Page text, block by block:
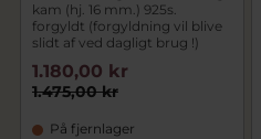
kam (hj. 16 mm.) 925s.
forgyldt (forgyldning vil blive
slidt af ved dagligt brug !)
1.475,00 kr
1.180,00 kr
På fjernlager